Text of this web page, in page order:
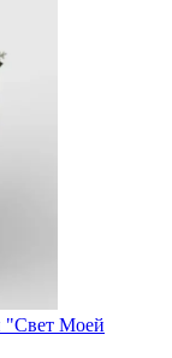
"Свет Моей